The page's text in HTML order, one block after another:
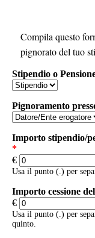
Compila questo
pignorato del tuo
Stipendio o
Pignoramento
Importo stipendio/
*
€
Usa il punto (.) per
Importo cessione
€
Usa il punto (.) per
quinto.